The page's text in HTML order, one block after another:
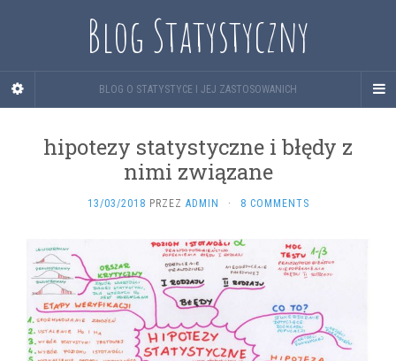
Blog Statystyczny
BLOG O STATYSTYCE I JEJ ZASTOSOWANICH
hipotezy statystyczne i błędy z
nimi związane
13/03/2018 PRZEZ ADMIN · 8 COMMENTS